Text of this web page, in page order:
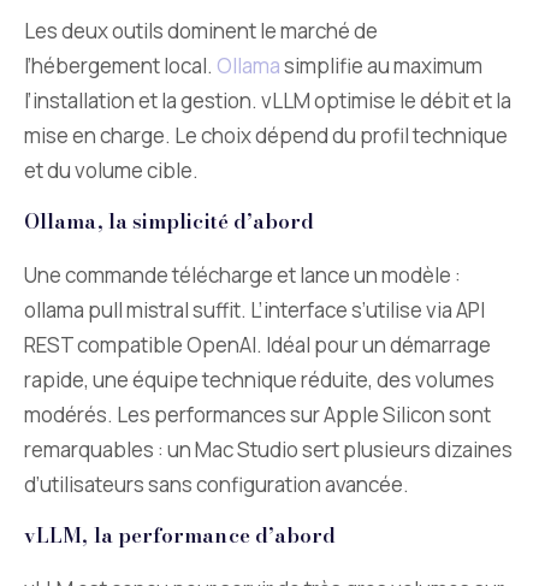
Les deux outils dominent le marché de
l’hébergement local. Ollamasimplifie au maximum
l’installation et la gestion. vLLM optimise le débit et la
mise en charge. Le choix dépend du profil technique
et du volume cible.
Ollama, la simplicité d’abord
Une commande télécharge et lance un modèle :
ollama pull mistral suffit. L’interface s’utilise via API
REST compatible OpenAI. Idéal pour un démarrage
rapide, une équipe technique réduite, des volumes
modérés. Les performances sur Apple Silicon sont
remarquables : un Mac Studio sert plusieurs dizaines
d’utilisateurs sans configuration avancée.
vLLM, la performance d’abord